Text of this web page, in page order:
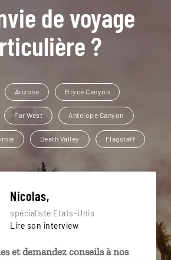
de voyage
?
Arizona Bryce Canyon
Far West Antelope Canyon
Death Valley Flagstaff
Nicolas,
spécialiste Etats-Unis
Lire son interview
et demandez conseils à nos